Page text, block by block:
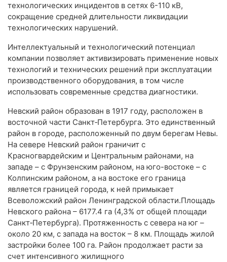
технологических инцидентов в сетях 6-110 кВ,
сокращение средней длительности ликвидации
технологических нарушений.
Интеллектуальный и технологический потенциал
компании позволяет активизировать применение новых
технологий и технических решений при эксплуатации
производственного оборудования, в том числе
использовать современные средства диагностики.
Невский район образован в 1917 году, расположен в
восточной части Санкт‑Петербурга. Это единственный
район в городе, расположенный по двум берегам Невы.
На севере Невский район граничит с
Красногвардейским и Центральным районами, на
западе – с Фрунзенским районом, на юго-востоке – с
Колпинским районом, а на востоке его граница
является границей города, к ней примыкает
Всеволожский район Ленинградской области.Площадь
Невского района – 6177.4 га (4,3% от общей площади
Санкт‑Петербурга). Протяженность с севера на юг –
около 20 км, с запада на восток – 8 км. Площадь жилой
застройки более 100 га. Район продолжает расти за
счет интенсивного жилищного